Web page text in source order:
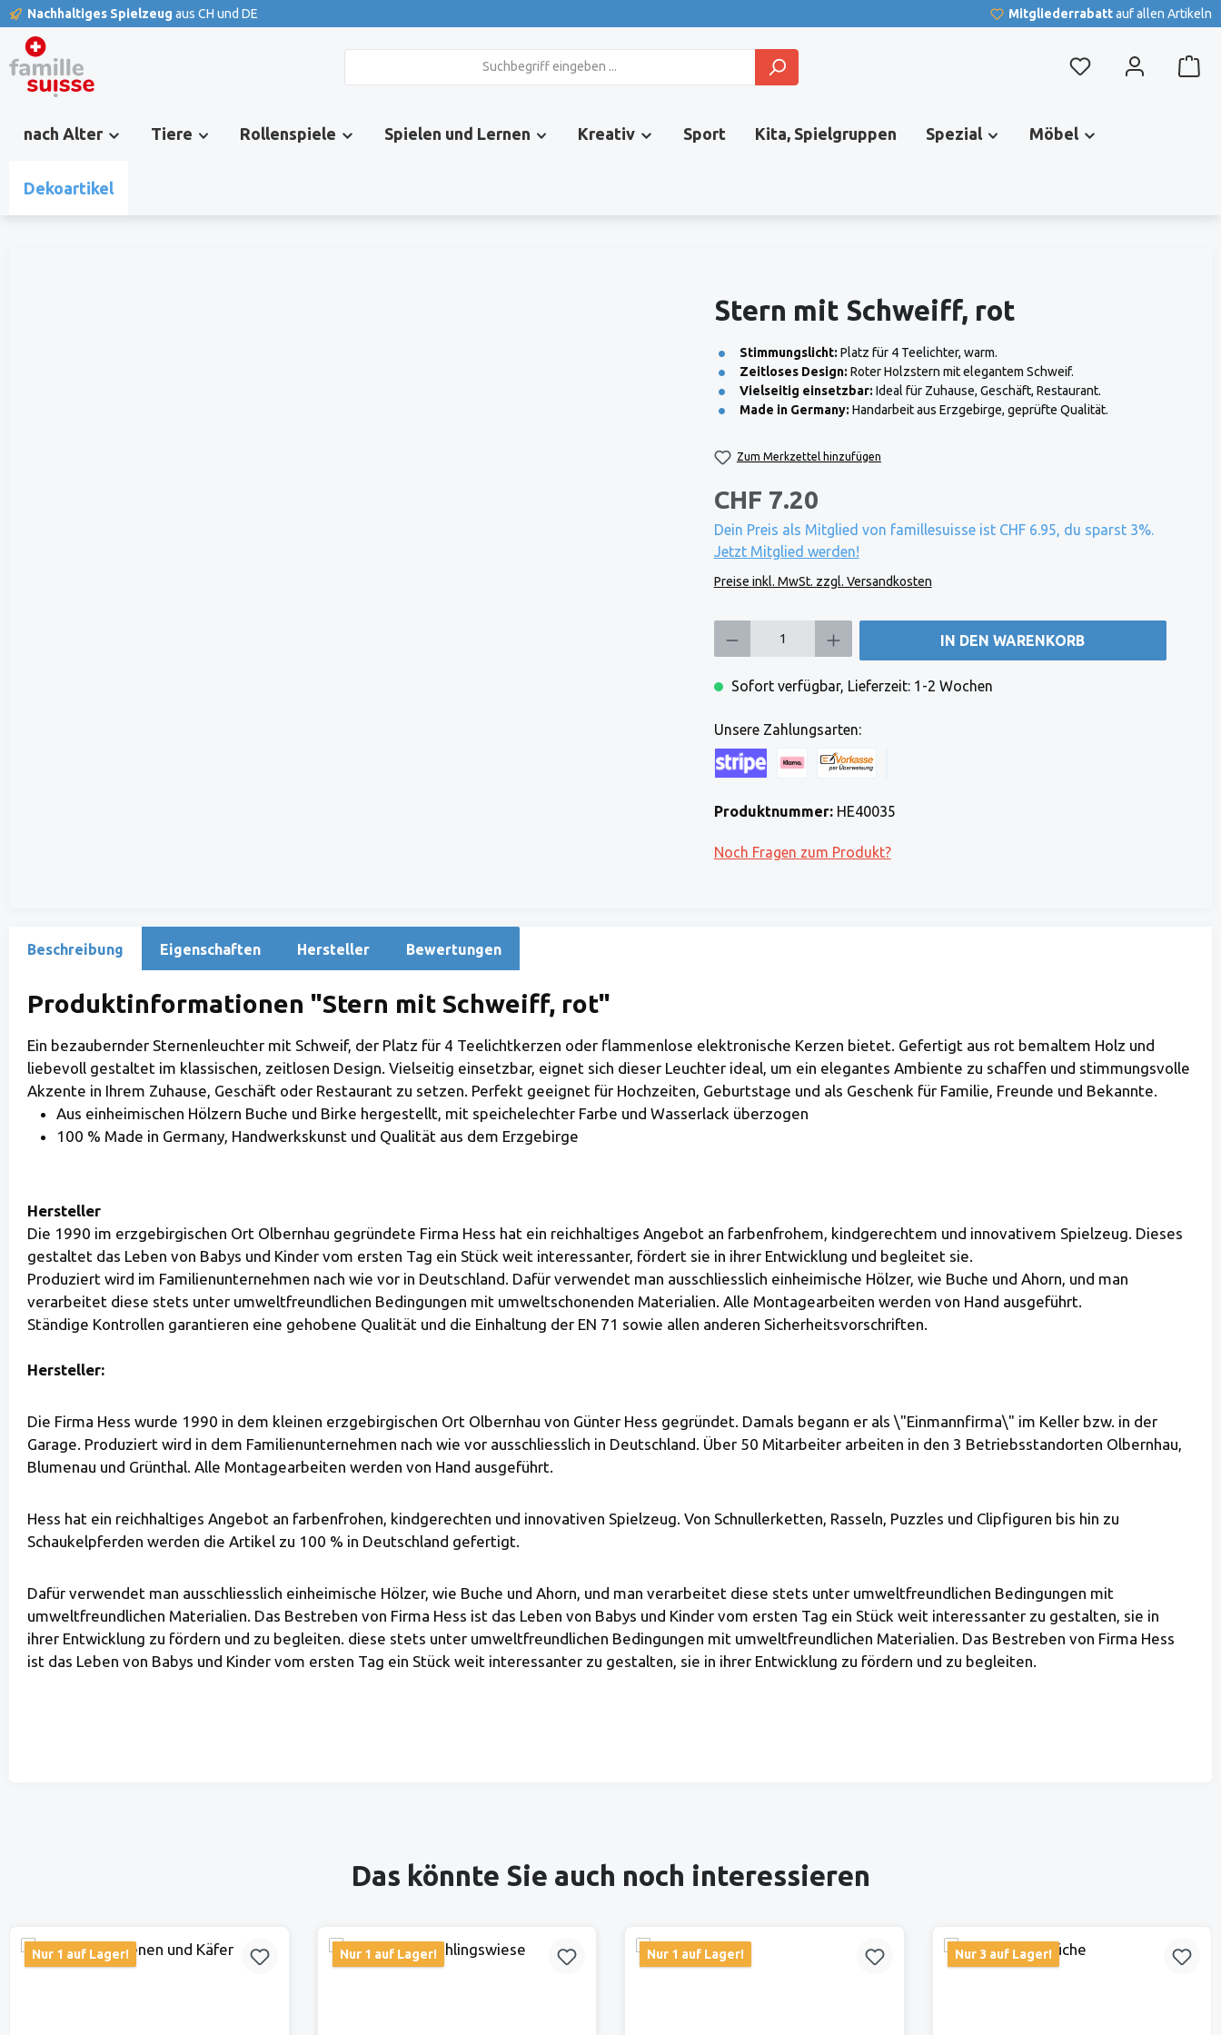
Zur Hauptnavigation springen
Nachhaltiges Spielzeug aus CH und DE Mitgliederrabattauf allen Artikeln
Du hast 0 Produkte
nach Alter Tiere Rollenspiele Spielen und Lernen Kreativ Sport Kita, Spielgruppen Spezial Möbel
Dekoartikel
Stern mit Schweiff, rot
Stimmungslicht: Platz für 4 Teelichter, warm.
Zeitloses Design: Roter Holzstern mit elegantem Schweif.
Vielseitig einsetzbar: Ideal für Zuhause, Geschäft, Restaurant.
Made in Germany: Handarbeit aus Erzgebirge, geprüfte Qualität.
Zum Merkzettel hinzufügen
CHF 7.20
Dein Preis als Mitglied von famillesuisse ist CHF 6.95, du sparst 3%.
Jetzt Mitglied werden!
Preise inkl. MwSt. zzgl. Versandkosten
IN DEN WARENKORB
Sofort verfügbar, Lieferzeit: 1-2 Wochen
Unsere Zahlungsarten:
Produktnummer: HE40035
Noch Fragen zum Produkt?
Beschreibung Eigenschaften Hersteller Bewertungen
Produktinformationen "Stern mit Schweiff, rot"
Ein bezaubernder Sternenleuchter mit Schweif, der Platz für 4 Teelichtkerzen oder flammenlose elektronische Kerzen bietet. Gefertigt aus rot bemaltem Holz und
liebevoll gestaltet im klassischen, zeitlosen Design. Vielseitig einsetzbar, eignet sich dieser Leuchter ideal, um ein elegantes Ambiente zu schaffen und stimmungsvolle
Akzente in Ihrem Zuhause, Geschäft oder Restaurant zu setzen. Perfekt geeignet für Hochzeiten, Geburtstage und als Geschenk für Familie, Freunde und Bekannte.
Aus einheimischen Hölzern Buche und Birke hergestellt, mit speichelechter Farbe und Wasserlack überzogen
100 % Made in Germany, Handwerkskunst und Qualität aus dem Erzgebirge
Hersteller
Die 1990 im erzgebirgischen Ort Olbernhau gegründete Firma Hess hat ein reichhaltiges Angebot an farbenfrohem, kindgerechtem und innovativem Spielzeug. Dieses
gestaltet das Leben von Babys und Kinder vom ersten Tag ein Stück weit interessanter, fördert sie in ihrer Entwicklung und begleitet sie.
Produziert wird im Familienunternehmen nach wie vor in Deutschland. Dafür verwendet man ausschliesslich einheimische Hölzer, wie Buche und Ahorn, und man
verarbeitet diese stets unter umweltfreundlichen Bedingungen mit umweltschonenden Materialien. Alle Montagearbeiten werden von Hand ausgeführt.
Ständige Kontrollen garantieren eine gehobene Qualität und die Einhaltung der EN 71 sowie allen anderen Sicherheitsvorschriften.
Hersteller:
Die Firma Hess wurde 1990 in dem kleinen erzgebirgischen Ort Olbernhau von Günter Hess gegründet. Damals begann er als \"Einmannfirma\" im Keller bzw. in der
Garage. Produziert wird in dem Familienunternehmen nach wie vor ausschliesslich in Deutschland. Über 50 Mitarbeiter arbeiten in den 3 Betriebsstandorten Olbernhau,
Blumenau und Grünthal. Alle Montagearbeiten werden von Hand ausgeführt.
Hess hat ein reichhaltiges Angebot an farbenfrohen, kindgerechten und innovativen Spielzeug. Von Schnullerketten, Rasseln, Puzzles und Clipfiguren bis hin zu
Schaukelpferden werden die Artikel zu 100 % in Deutschland gefertigt.
Dafür verwendet man ausschliesslich einheimische Hölzer, wie Buche und Ahorn, und man verarbeitet diese stets unter umweltfreundlichen Bedingungen mit
umweltfreundlichen Materialien. Das Bestreben von Firma Hess ist das Leben von Babys und Kinder vom ersten Tag ein Stück weit interessanter zu gestalten, sie in
ihrer Entwicklung zu fördern und zu begleiten. diese stets unter umweltfreundlichen Bedingungen mit umweltfreundlichen Materialien. Das Bestreben von Firma Hess
ist das Leben von Babys und Kinder vom ersten Tag ein Stück weit interessanter zu gestalten, sie in ihrer Entwicklung zu fördern und zu begleiten.
Das könnte Sie auch noch interessieren
Nur 1 auf Lager! Nur 1 auf Lager! Nur 1 auf Lager! Nur 3 auf Lager!